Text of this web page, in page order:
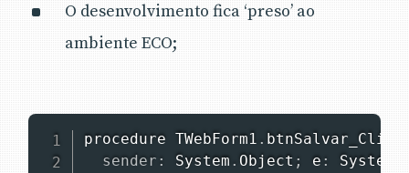
O desenvolvimento fica ‘preso’ ao
ambiente ECO;
procedure TWebForm1 . btnSalvar_Click
sender : System . Object ; e : System